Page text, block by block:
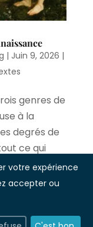
| Juin 9, 2026 |
genres de
à la
degrés de
ce qui
de
notions...
votre expérience
accepter ou